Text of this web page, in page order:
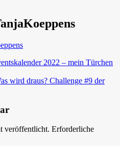
2022 – mein Türchen
wird draus? Challenge #9 der
veröffentlicht. Erforderliche